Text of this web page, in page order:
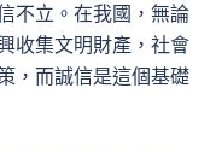
不立。在我國，無論
收集文明財產，社會
，而誠信是這個基礎